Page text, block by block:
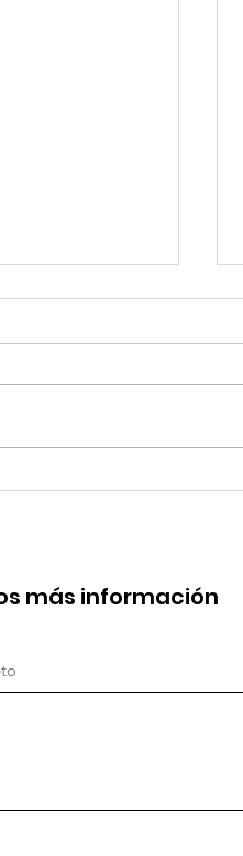
más información